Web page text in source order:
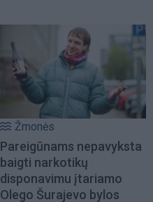
Žmonės
Pareigūnams nepavyksta
baigti narkotikų
disponavimu įtariamo
Olego Šurajevo bylos